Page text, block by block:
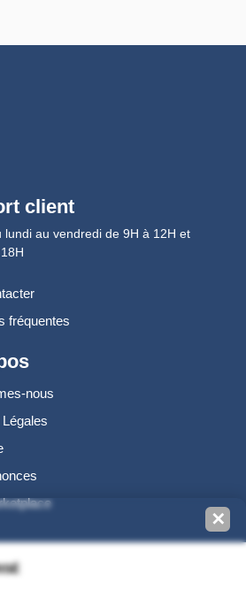
client
lundi au vendredi de 9H à 12H et
fréquentes
nous
✕